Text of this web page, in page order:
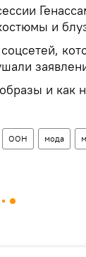
и
и как
ООН мода